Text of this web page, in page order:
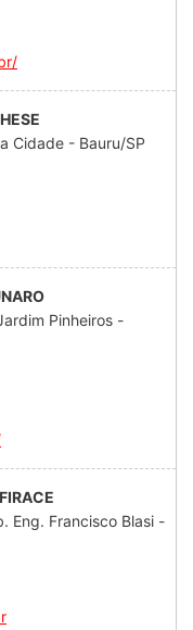
Cidade - Bauru/SP
Pinheiros -
Eng. Francisco Blasi -